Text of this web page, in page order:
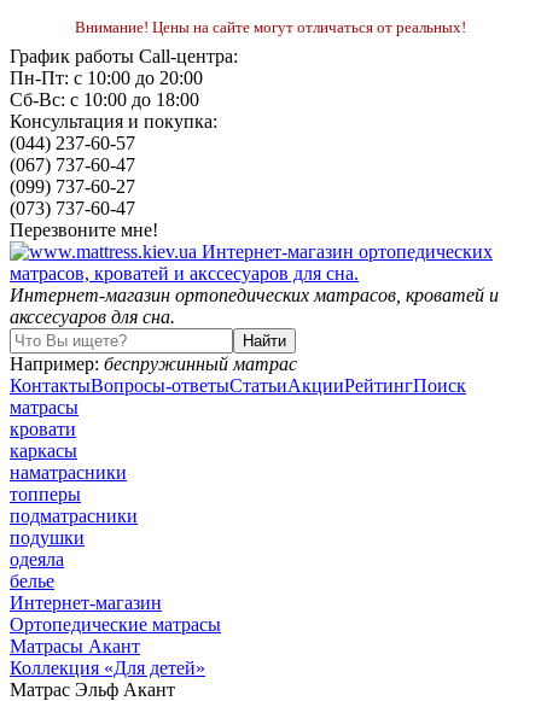
Внимание! Цены на сайте могут отличаться от реальных!
График работы Call-центра:
Пн-Пт: с 10:00 до 20:00
Сб-Вс: с 10:00 до 18:00
Консультация и покупка:
(044) 237-60-57
(067) 737-60-47
(099) 737-60-27
(073) 737-60-47
Перезвоните мне!
Интернет-магазин ортопедических матрасов, кроватей и
акссесуаров для сна.
Например: беспружинный матрас
КонтактыВопросы-ответыСтатьиАкцииРейтингПоиск
матрасы
кровати
каркасы
наматрасники
топперы
подматрасники
подушки
одеяла
белье
Интернет-магазин
Ортопедические матрасы
Матрасы Акант
Коллекция «Для детей»
Матрас Эльф Акант